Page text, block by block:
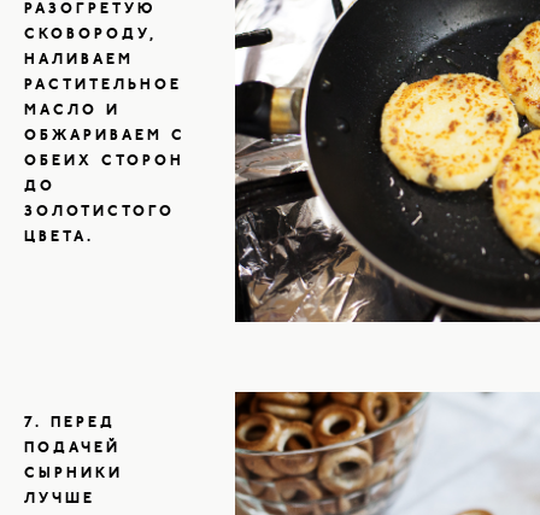
РАЗОГРЕТУЮ
СКОВОРОДУ,
НАЛИВАЕМ
РАСТИТЕЛЬНОЕ
МАСЛО И
ОБЖАРИВАЕМ С
ОБЕИХ СТОРОН
ДО
ЗОЛОТИСТОГО
ЦВЕТА.
7. ПЕРЕД
ПОДАЧЕЙ
СЫРНИКИ
ЛУЧШЕ